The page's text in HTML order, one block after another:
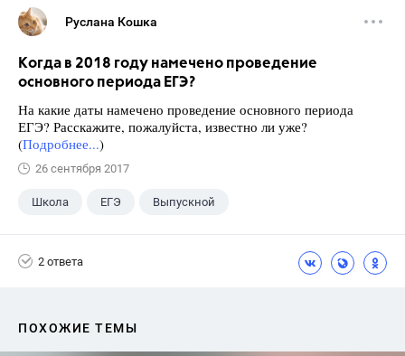
Руслана Кошка
Когда в 2018 году намечено проведение
основного периода ЕГЭ?
На какие даты намечено проведение основного периода
ЕГЭ? Расскажите, пожалуйста, известно ли уже?
(Подробнее...)
26 сентября 2017
Школа ЕГЭ Выпускной
2 ответа
ПОХОЖИЕ ТЕМЫ